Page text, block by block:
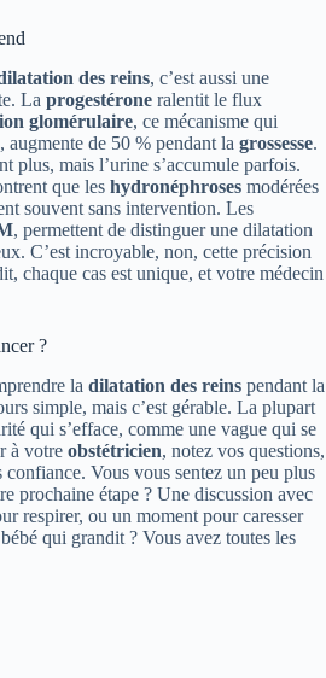
des reins, c’est aussi une
La progestérone ralentit le flux
glomérulaire, ce mécanisme qui
augmente de 50 % pendant la grossesse.
plus, mais l’urine s’accumule parfois.
que les hydronéphroses modérées
souvent sans intervention. Les
, permettent de distinguer une dilatation
C’est incroyable, non, cette précision
chaque cas est unique, et votre médecin
?
la dilatation des reins pendant la
simple, mais c’est gérable. La plupart
qui s’efface, comme une vague qui se
à votre obstétricien, notez vos questions,
Vous vous sentez un peu plus
prochaine étape ? Une discussion avec
respirer, ou un moment pour caresser
qui grandit ? Vous avez toutes les